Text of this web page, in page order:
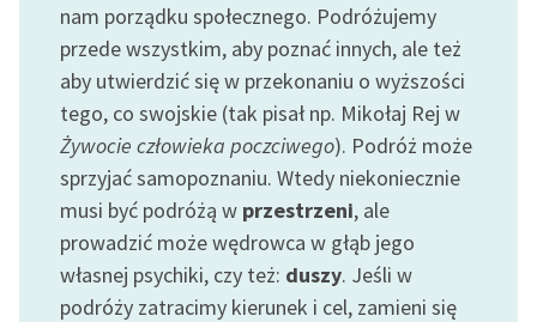
nam porządku społecznego. Podróżujemy
przede wszystkim, aby poznać innych, ale też
aby utwierdzić się w przekonaniu o wyższości
tego, co swojskie (tak pisał np. Mikołaj Rej w
Żywocie człowieka poczciwego). Podróż może
sprzyjać samopoznaniu. Wtedy niekoniecznie
musi być podróżą w przestrzeni, ale
prowadzić może wędrowca w głąb jego
własnej psychiki, czy też: duszy. Jeśli w
podróży zatracimy kierunek i cel, zamieni się